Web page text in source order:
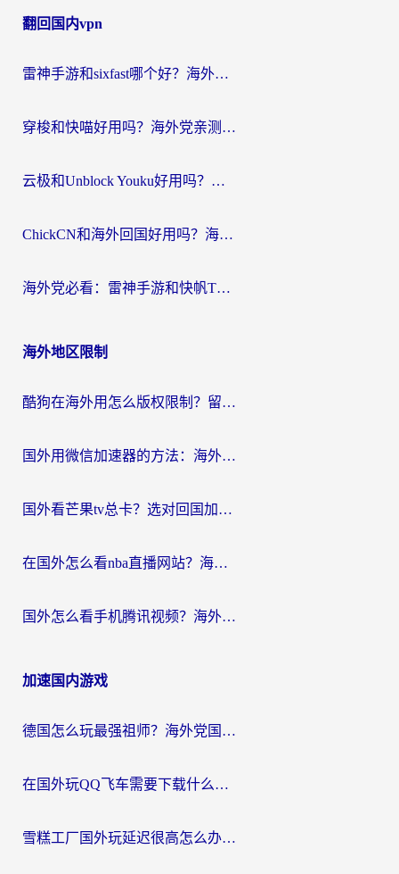
导
翻回国内vpn
雷神手游和sixfast哪个好？海外党亲测3款回国加速器，教你选对不踩坑
穿梭和快喵好用吗？海外党亲测：小众加速器对比+番茄加速器深度体验
云极和Unblock Youku好用吗？海外党亲测+2026回国加速器避坑指南
ChickCN和海外回国好用吗？海外党2026亲测：从手游到影音，选对加速器的3个关键
海外党必看：雷神手游和快帆TV版好用吗？3步选对回国加速器不踩坑
海外地区限制
酷狗在海外用怎么版权限制？留学生亲测：3步解决听国内音乐难题
国外用微信加速器的方法：海外党无缝连接国内生活的实用指南
国外看芒果tv总卡？选对回国加速器，轻松追《浪姐》不费劲
在国外怎么看nba直播网站？海外党专属体育观赛指南，告别地区限制！
国外怎么看手机腾讯视频？海外党亲测有效的追剧加速器选择指南
加速国内游戏
德国怎么玩最强祖师？海外党国服游戏加速器选择全攻略（附宝可梦Online实测）
在国外玩QQ飞车需要下载什么加速器呢？海外党亲测有效的国服游戏加速指南
雪糕工厂国外玩延迟很高怎么办？海外玩家国服游戏加速终极攻略（附实测推荐）